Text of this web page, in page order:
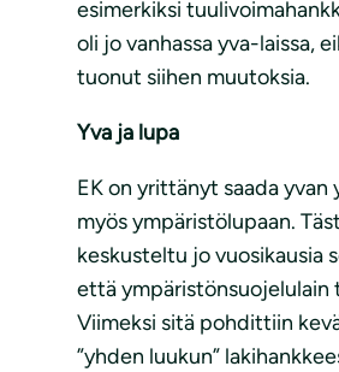
esimerkiksi
oli jo vanhassa yva-laissa,
tuonut siihen muutoksia.
Yva ja lupa
EK on yrittänyt saada
myös ympäristölupaan.
keskusteltu jo vuosikausia
että ympäristönsuojelulain
Viimeksi sitä pohdittiin
”yhden luukun”